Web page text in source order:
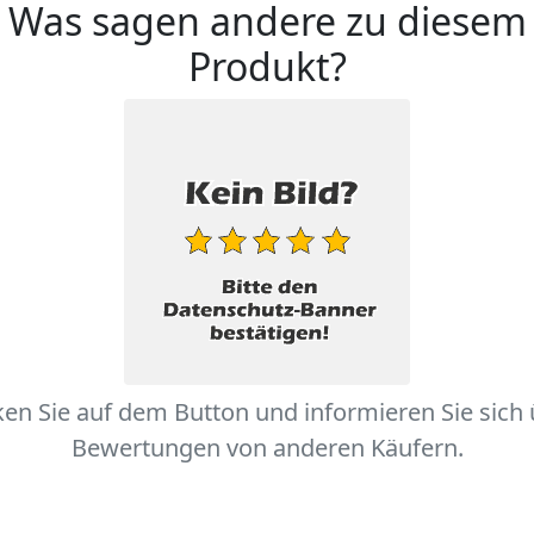
Was sagen andere zu diesem
Produkt?
Sie auf dem Button und informieren Sie sich
Bewertungen von anderen Käufern.